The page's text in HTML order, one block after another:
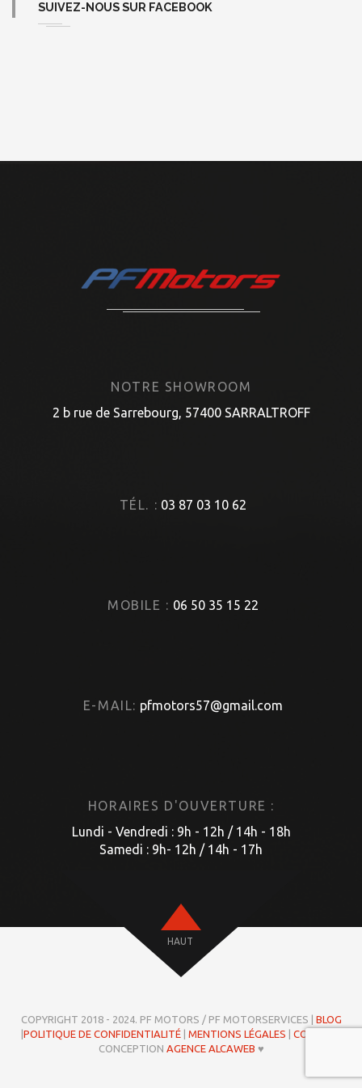
SUIVEZ-NOUS SUR FACEBOOK
NOTRE SHOWROOM
2 b rue de Sarrebourg, 57400 SARRALTROFF
TÉL. : 03 87 03 10 62
MOBILE : 06 50 35 15 22
E-MAIL: pfmotors57@gmail.com
HORAIRES D'OUVERTURE :
Lundi - Vendredi : 9h - 12h / 14h - 18h
Samedi : 9h- 12h / 14h - 17h
HAUT
COPYRIGHT 2018 - 2024. PF MOTORS / PF MOTORSERVICES | BLOG
POLITIQUE DE CONFIDENTIALITÉ| MENTIONS LÉGALES COOKIES
CONCEPTION AGENCE ALCAWEB ♥